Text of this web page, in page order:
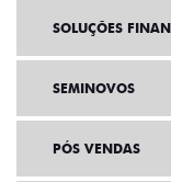
SOLUÇÕES
SEMINOVOS
PÓS VENDAS